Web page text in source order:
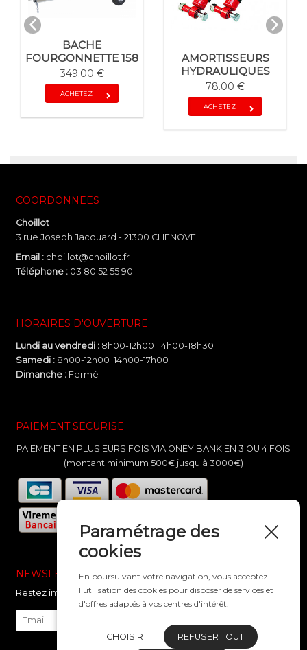
BACHE
FOURGONNETTE 158
349.00 €
ACHETEZ
AMORTISSEURS
HYDRAULIQUES
DAXARA NON
FREINEE
78.00 €
ACHETEZ
COORDONNEES
Choillot
3 rue Joseph Jacquard - 21300 CHENOVE
Email : choillot@choillot.fr
Téléphone :03 80 52 55 90
HORAIRES D'OUVERTURE
Lundi au vendredi :8h00-12h00 14h00-18h30
Samedi :8h00-12h00 14h00-17h00
Dimanche :Fermé
PAIEMENT SECURISE
PAIEMENT EN PLUSIEURS FOIS VIA ONEY BANK EN 3 OU 4 FOIS
(montant minimum 500€ jusqu'à 3000€)
NEWSLETTER
Restez informé de nos nouveautés
Paramétrage des
cookies
En poursuivant votre navigation, vous acceptez
l'utilisation des cookies pour disposer de services et
d'offres adaptés à vos centres d'intérêt.
CHOISIR REFUSER TOUT